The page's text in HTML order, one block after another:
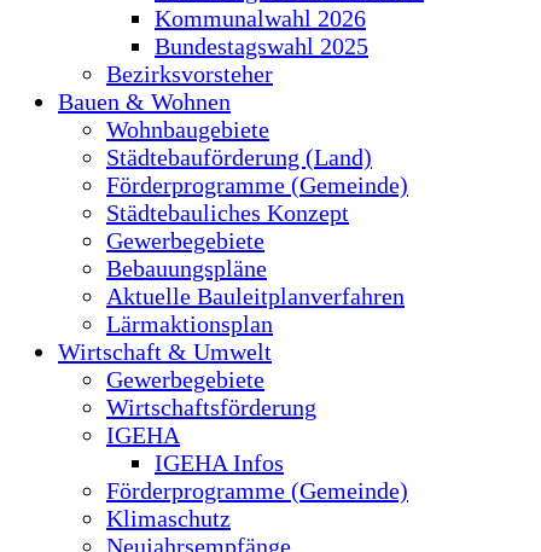
Kommunalwahl 2026
Bundestagswahl 2025
Bezirksvorsteher
Bauen & Wohnen
Wohnbaugebiete
Städtebauförderung (Land)
Förderprogramme (Gemeinde)
Städtebauliches Konzept
Gewerbegebiete
Bebauungspläne
Aktuelle Bauleitplanverfahren
Lärmaktionsplan
Wirtschaft & Umwelt
Gewerbegebiete
Wirtschaftsförderung
IGEHA
IGEHA Infos
Förderprogramme (Gemeinde)
Klimaschutz
Neujahrsempfänge